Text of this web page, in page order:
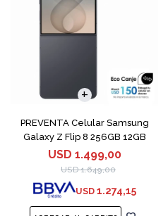
PREVENTA Celular Samsung
Galaxy Z Flip 8 256GB 12GB
Graphite
USD 1.499,00
USD 1.649,00
USD 1.274,15